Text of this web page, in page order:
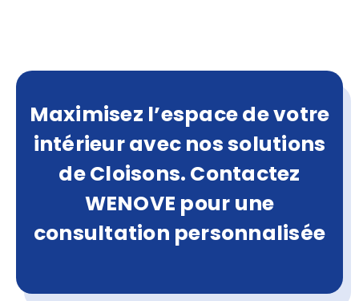
Maximisez l’espace de votre
intérieur avec nos solutions
de Cloisons. Contactez
WENOVE pour une
consultation personnalisée